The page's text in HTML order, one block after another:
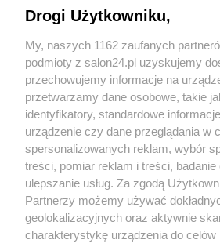
Sport
Społeczeństwo
Kultura
X Facebook
Drogi Użytkowniku,
My, naszych 1162 zaufanych
podmioty z salon24.pl uzyskujemy
przechowujemy informacje na
przetwarzamy dane osobowe, takie
identyfikatory, standardowe
urządzenie czy dane przeglądania w
spersonalizowanych reklam, wybór
treści, pomiar reklam i treści, badanie
ulepszanie usług. Za zgodą
Partnerzy możemy używać
geolokalizacyjnych oraz aktywnie
charakterystykę urządzenia do celów